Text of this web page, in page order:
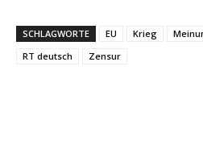
SCHLAGWORTE EU Krieg
RT deutsch
Zensur